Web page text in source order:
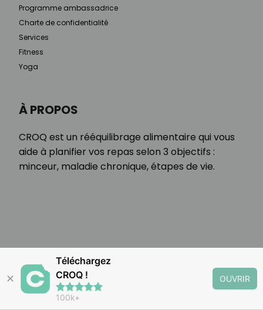
À PROPOS
CROQ est un rééquilibrage alimentaire qui vous
aide à planifier vos repas selon 3 objectifs :
minceur, maladie chronique, étapes de vie.
Programme ambassadrice
Charte de confidentialité
Services
Fitness
Yoga
✕
Téléchargez
CROQ !
100k+
OUVRIR